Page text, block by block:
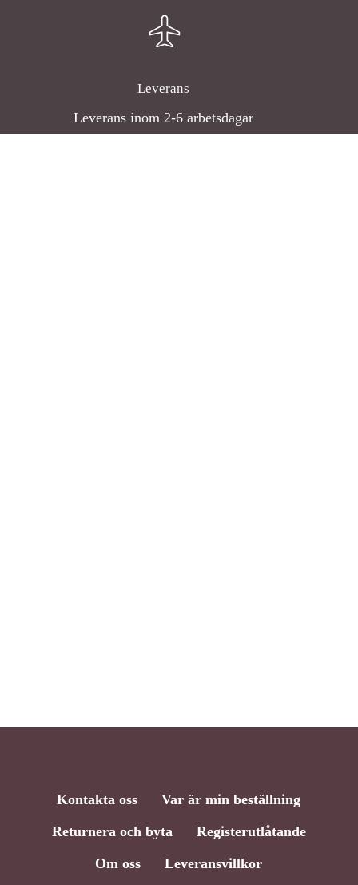
Leverans
Leverans inom 2-6 arbetsdagar
Kontakta oss
Var är min beställning
Returnera och byta
Registerutlåtande
Om oss
Leveransvillkor